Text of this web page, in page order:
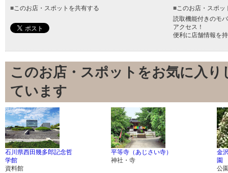
■このお店・スポットを共有する ■このお店・スポッ
読取機能付きのモ
アクセス！
便利に店舗情報を
このお店・スポットをお気に入
ています
石川県西田幾多郎記念哲
学館
資料館
平等寺（あじさい寺）
神社・寺
金
園
公